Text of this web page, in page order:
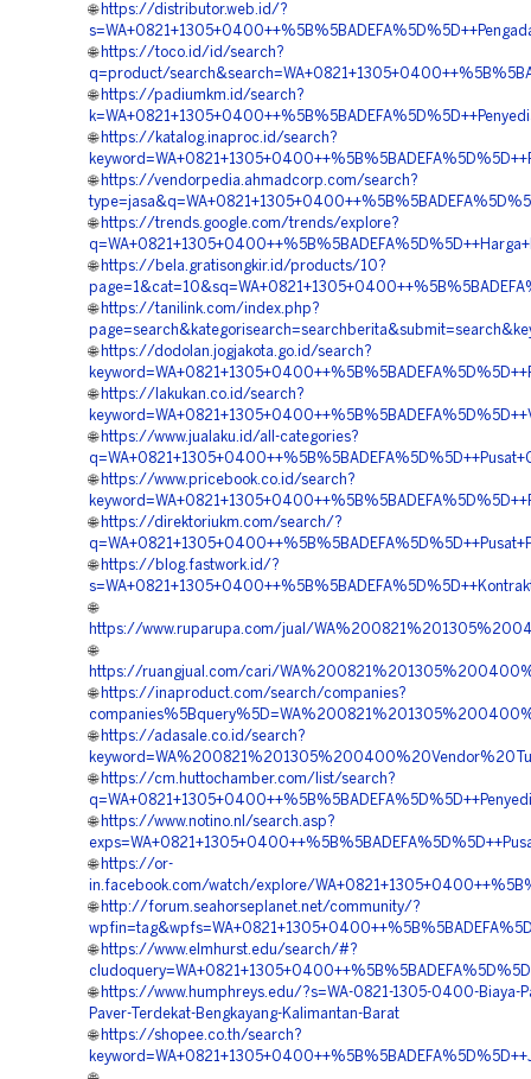
🌐 https://distributor.web.id/?
🌐 https://toco.id/id/search?
q=product/
🌐 https://padiumkm.id/search?
🌐 https://katalog.inaproc.id/search?
🌐 https://vendorpedia.ahmadcorp.com/search?
🌐 https://trends.google.com/trends/explore?
🌐 https://bela.gratisongkir.id/products/10?
🌐 https://tanilink.com/index.php?
🌐 https://dodolan.jogjakota.go.id/search?
🌐 https://lakukan.co.id/search?
🌐 https://www.jualaku.id/all-categories?
🌐 https://www.pricebook.co.id/search?
🌐 https://direktoriukm.com/search/?
🌐 https://blog.fastwork.id/?
🌐
https://www.ruparupa.com/jual/
🌐
https://ruangjual.com/cari/
🌐 https://inaproduct.com/search/companies?
🌐 https://adasale.co.id/search?
🌐 https://cm.huttochamber.com/list/search?
🌐 https://www.notino.nl/search.asp?
🌐 https://or-
in.facebook.com/watch/explore/
🌐 http://forum.seahorseplanet.net/community/?
🌐 https://www.elmhurst.edu/search/#?
🌐 https://www.humphreys.edu/?s=WA-0821-1305-0400-Biaya-
Paver-Terdekat-Bengkayang-Kalimantan-Barat
🌐 https://shopee.co.th/search?